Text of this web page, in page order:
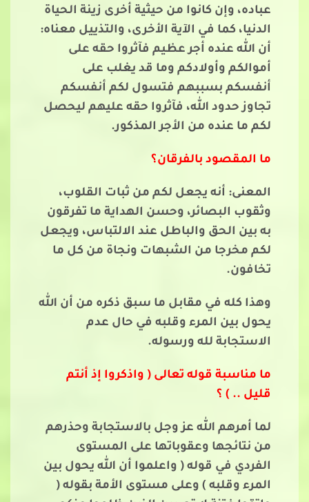
عباده، وإن كانوا من حيثية أخرى زينة الحياة
الدنيا، كما في الآية الأخرى، والتذييل معناه:
أن الله عنده أجر عظيم فآثروا حقه على
أموالكم وأولادكم وما قد يغلب على
أنفسكم بسببهم فتسول لكم أنفسكم
تجاوز حدود الله، فآثروا حقه عليهم ليحصل
لكم ما عنده من الأجر المذكور.
ما المقصود بالفرقان؟
المعنى: أنه يجعل لكم من ثبات القلوب،
وثقوب البصائر، وحسن الهداية ما تفرقون
به بين الحق والباطل عند الالتباس، ويجعل
لكم مخرجا من الشبهات ونجاة من كل ما
تخافون.
وهذا كله في مقابل ما سبق ذكره من أن الله
يحول بين المرء وقلبه في حال عدم
الاستجابة لله ورسوله.
ما مناسبة قوله تعالى ( واذكروا إذ أنتم
قليل .. ) ؟
لما أمرهم الله عز وجل بالاستجابة وحذرهم
من نتائجها وعقوباتها على المستوى
الفردي في قوله ( واعلموا أن الله يحول بين
المرء وقلبه ) وعلى مستوى الأمة بقوله (